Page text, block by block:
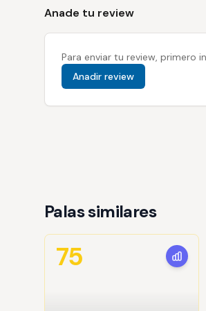
Anade tu review
Para enviar tu review, primero
Anadir review
Palas similares
75